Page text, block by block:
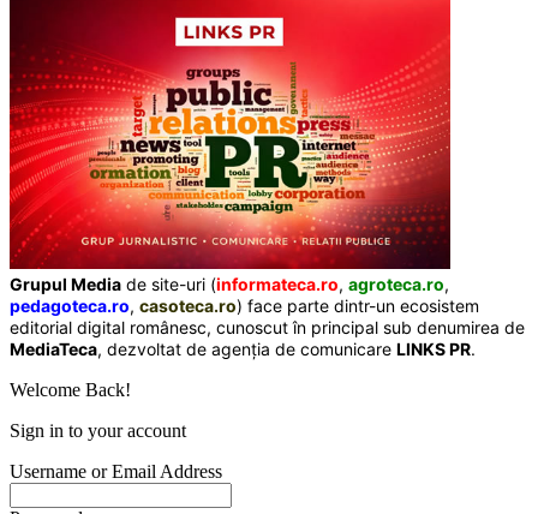
Grupul Media de site-uri (informateca.ro, agroteca.ro,
pedagoteca.ro, casoteca.ro) face parte dintr-un ecosistem
editorial digital românesc, cunoscut în principal sub denumirea de
MediaTeca, dezvoltat de agenția de comunicare LINKS PR.
Welcome Back!
Sign in to your account
Username or Email Address